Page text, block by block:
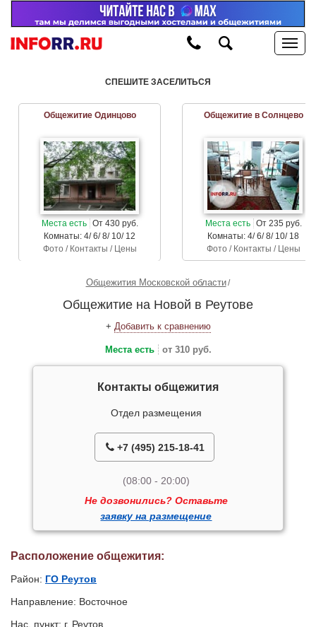
СПЕШИТЕ ЗАСЕЛИТЬСЯ
Общежитие Одинцово
Места есть От 430 руб.
Комнаты: 4/ 6/ 8/ 10/ 12
Фото / Контакты / Цены
Общежитие в Солнцево
Места есть От 235 руб.
Комнаты: 4/ 6/ 8/ 10/ 18
Фото / Контакты / Цены
Общежития Московской области
Общежитие на Новой в Реутове
+ Добавить к сравнению
Места есть от 310 руб.
Контакты общежития
Отдел размещения
+7 (495) 215-18-41
(08:00 - 20:00)
Не дозвонились? Оставьте
заявку на размещение
Расположение общежития:
Район: ГО Реутов
Направление: Восточное
Нас. пункт: г. Реутов